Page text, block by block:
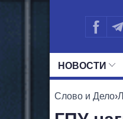
НОВОСТИ
Слово и Дело›